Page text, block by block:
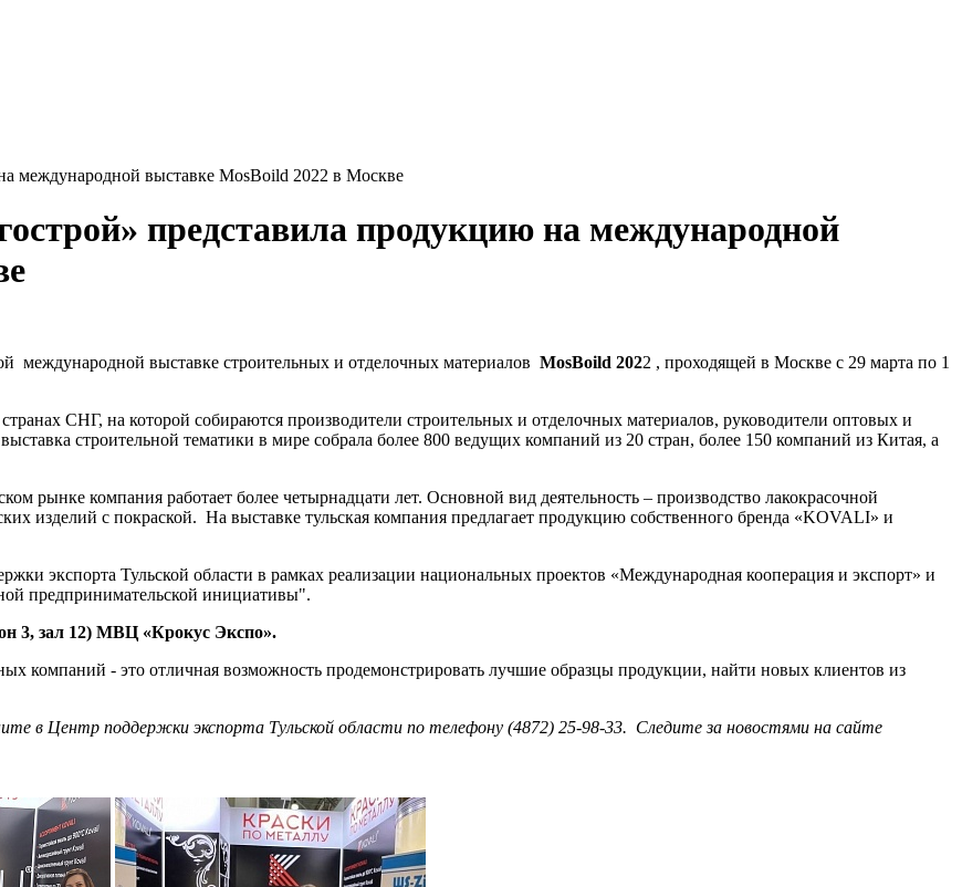
международной выставке MosBoild 2022 в Москве
представила продукцию на международной
международной выставке строительных и отделочных материалов MosBoild 2022 , проходящей в Москве с 29 марта по 1
СНГ, на которой собираются производители строительных и отделочных материалов, руководители оптовых и
строительной тематики в мире собрала более 800 ведущих компаний из 20 стран, более 150 компаний из Китая, а
рынке компания работает более четырнадцати лет. Основной вид деятельность – производство лакокрасочной
изделий с покраской. На выставке тульская компания предлагает продукцию собственного бренда «KOVALI» и
экспорта Тульской области в рамках реализации национальных проектов «Международная кооперация и экспорт» и
предпринимательской инициативы".
3, зал 12) МВЦ «Крокус Экспо».
компаний - это отличная возможность продемонстрировать лучшие образцы продукции, найти новых клиентов из
в Центр поддержки экспорта Тульской области по телефону (4872) 25-98-33. Следите за новостями на сайте